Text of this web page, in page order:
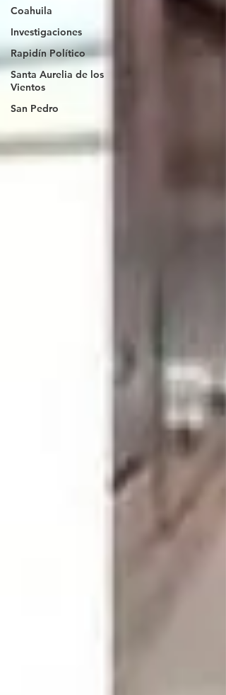
Coahuila
Investigaciones
Rapidín Político
Santa Aurelia de los
Vientos
San Pedro